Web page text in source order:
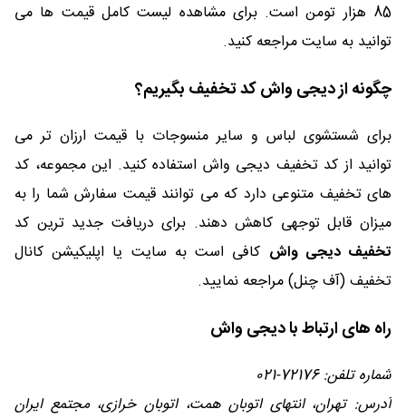
85 هزار تومن است. برای مشاهده لیست کامل قیمت ها می
توانید به سایت مراجعه کنید.
چگونه از دیجی واش کد تخفیف بگیریم؟
برای شستشوی لباس و سایر منسوجات با قیمت ارزان تر می
توانید از کد تخفیف دیجی واش استفاده کنید. این مجموعه، کد
های تخفیف متنوعی دارد که می توانند قیمت سفارش شما را به
میزان قابل توجهی کاهش دهند. برای دریافت جدید ترین کد
تخفیف دیجی واش کافی است به سایت یا اپلیکیشن کانال
تخفیف (آف چنل) مراجعه نمایید.
راه های ارتباط با دیجی واش
شماره تلفن: 72176-021
آدرس: تهران، انتهای اتوبان همت، اتوبان خرازی، مجتمع ایران